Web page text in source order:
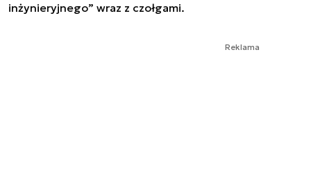
inżynieryjnego” wraz z czołgami.
Reklama